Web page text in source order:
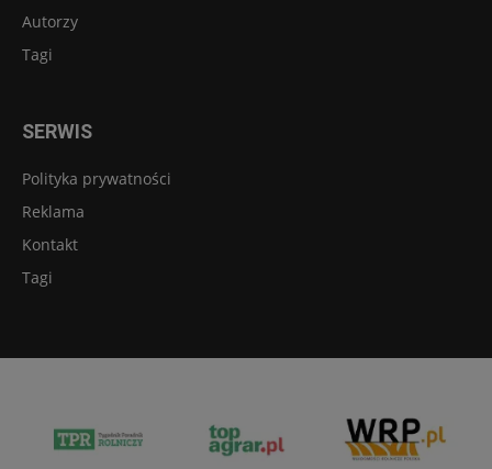
Autorzy
Tagi
SERWIS
Polityka prywatności
Reklama
Kontakt
Tagi